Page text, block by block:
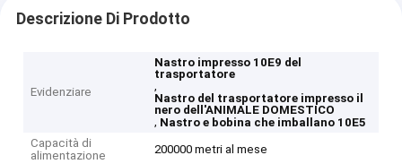
Descrizione Di Prodotto
Evidenziare
Nastro impresso 10E9 del
trasportatore
,
Nastro del trasportatore impresso il
nero dell'ANIMALE DOMESTICO
, Nastro e bobina che imballano 10E5
Capacità di
alimentazione
200000 metri al mese